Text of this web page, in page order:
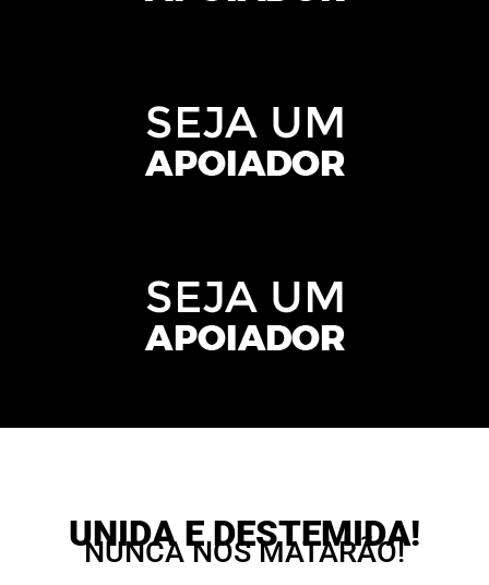
UNIDA E DESTEMIDA!
NUNCA NOS MATARÃO!